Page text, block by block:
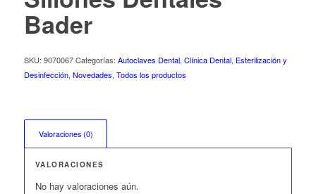
Bader
SKU: 9070067 Categorías: Autoclaves Dental, Clínica Dental, Esterilización y
Desinfección, Novedades, Todos los productos
Valoraciones (0)
VALORACIONES
No hay valoraciones aún.